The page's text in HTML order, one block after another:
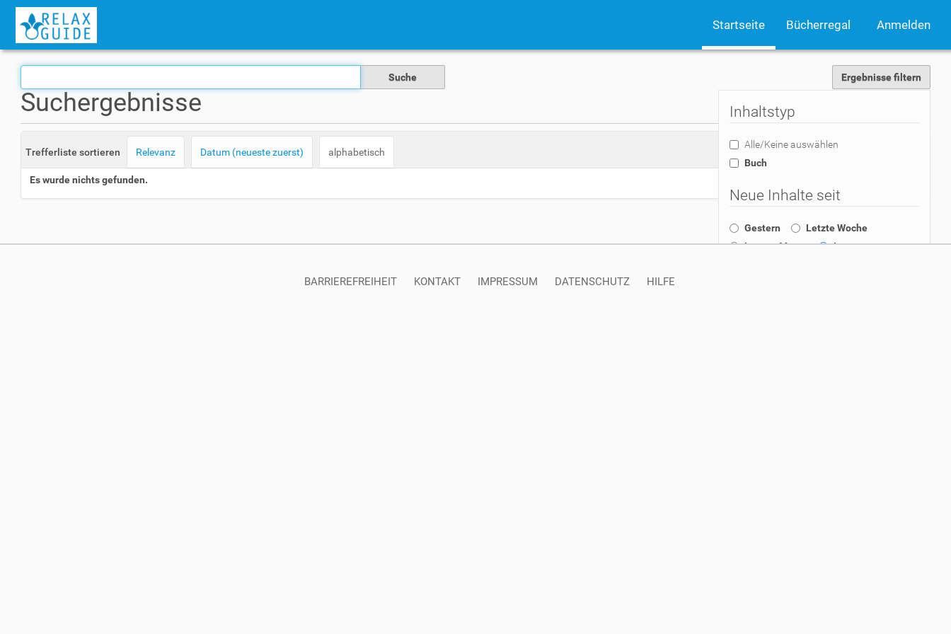
Startseite Bücherregal Anmelden
Ergebnisse filtern
Inhaltstyp
Alle/Keine auswählen
Buch
Neue Inhalte seit
Gestern
Letzte Woche
Letzter Monat
Immer
Suchergebnisse
0
Trefferliste sortieren Relevanz Datum (neueste zuerst) alphabetisch
Es wurde nichts gefunden.
BARRIEREFREIHEIT KONTAKT IMPRESSUM DATENSCHUTZ HILFE